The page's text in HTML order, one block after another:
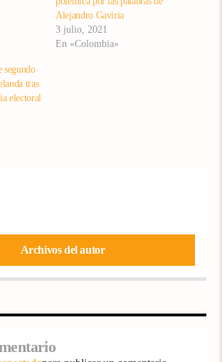
Alejandro Gaviria
3 julio, 2021
En «Colombia»
segundo
tras
electoral
Archivos del autor